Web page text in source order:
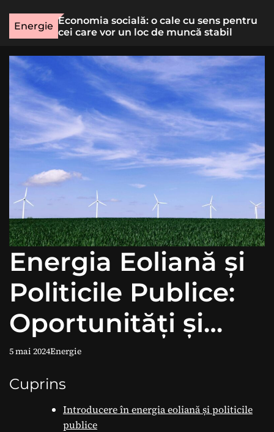
Energie
rară
Economia socială: o cale cu sens pentru
cei care vor un loc de muncă stabil
Energia Eoliană și
Politicile Publice:
Oportunități și
Provocări.
5 mai 2024Energie
Cuprins
Introducere în energia eoliană și politicile
publice